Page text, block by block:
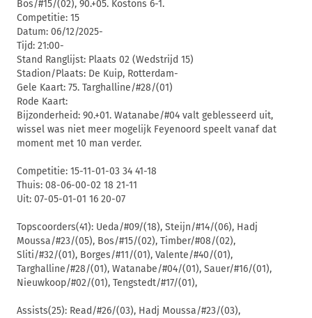
Bos/#15/(02), 90.+05. Kostons 6-1.
Competitie: 15
Datum: 06/12/2025-
Tijd: 21:00-
Stand Ranglijst: Plaats 02 (Wedstrijd 15)
Stadion/Plaats: De Kuip, Rotterdam-
Gele Kaart: 75. Targhalline/#28/(01)
Rode Kaart:
Bijzonderheid: 90.+01. Watanabe/#04 valt geblesseerd uit,
wissel was niet meer mogelijk Feyenoord speelt vanaf dat
moment met 10 man verder.
Competitie: 15-11-01-03 34 41-18
Thuis: 08-06-00-02 18 21-11
Uit: 07-05-01-01 16 20-07
Topscoorders(41): Ueda/#09/(18), Steijn/#14/(06), Hadj
Moussa/#23/(05), Bos/#15/(02), Timber/#08/(02),
Sliti/#32/(01), Borges/#11/(01), Valente/#40/(01),
Targhalline/#28/(01), Watanabe/#04/(01), Sauer/#16/(01),
Nieuwkoop/#02/(01), Tengstedt/#17/(01),
Assists(25): Read/#26/(03), Hadj Moussa/#23/(03),